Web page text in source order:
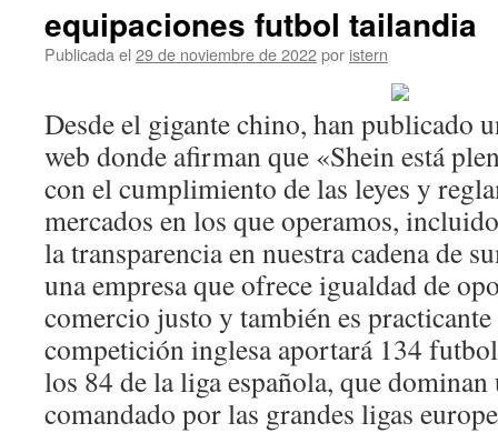
equipaciones futbol tailandia
Publicada el 29 de noviembre de 2022por istern
Desde el gigante chino, han publicado
web donde afirman que «Shein está
con el cumplimiento de las leyes y
mercados en los que operamos,
la transparencia en nuestra cadena de
una empresa que ofrece igualdad de
comercio justo y también es
competición inglesa aportará 134
los 84 de la liga española, que
comandado por las grandes ligas